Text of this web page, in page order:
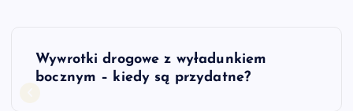
NWywrotki drogowe z wyładunkiem
bocznym – kiedy są przydatne?